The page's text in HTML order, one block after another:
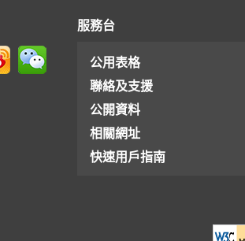
服務台
公用表格
聯絡及支援
公開資料
相關網址
快速用戶指南